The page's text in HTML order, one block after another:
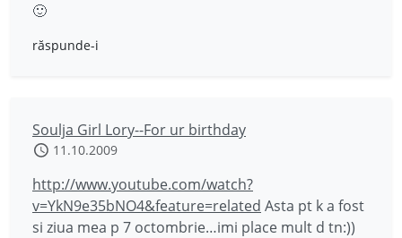
🙂
răspunde-i
Soulja Girl Lory--For ur birthday
11.10.2009
http://www.youtube.com/watch?
v=YkN9e35bNO4&feature=related Asta pt k a fost
si ziua mea p 7 octombrie…imi place mult d tn:))